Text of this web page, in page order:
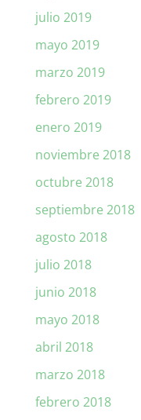
julio 2019
mayo 2019
marzo 2019
febrero 2019
enero 2019
noviembre 2018
octubre 2018
septiembre 2018
agosto 2018
julio 2018
junio 2018
mayo 2018
abril 2018
marzo 2018
febrero 2018